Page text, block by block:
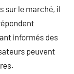
sur le marché, il
informés des
peuvent